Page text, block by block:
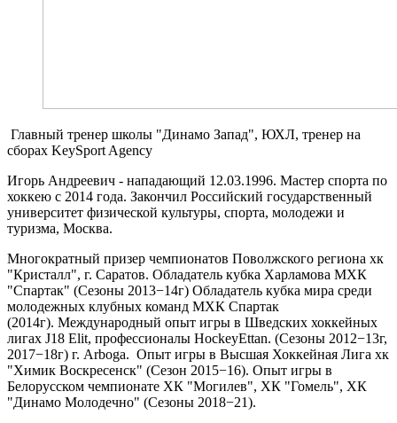
Главный тренер школы "Динамо Запад", ЮХЛ, тренер на
сборах KeySport Agency
Игорь Андреевич - нападающий 12.03.1996. Мастер спорта по
хоккею с 2014 года. Закончил Российский государственный
университет физической культуры, спорта, молодежи и
туризма, Москва.
Многократный призер чемпионатов Поволжского региона хк
"Кристалл", г. Саратов. Обладатель кубка Харламова МХК
"Спартак" (Сезоны 2013−14г) Обладатель кубка мира среди
молодежных клубных команд МХК Спартак
(2014г). Международный опыт игры в Шведских хоккейных
лигах J18 Elit, профессионалы HockeyEttan. (Сезоны 2012−13г,
2017−18г) г. Arboga. Опыт игры в Высшая Хоккейная Лига хк
"Химик Воскресенск" (Сезон 2015−16). Опыт игры в
Белорусском чемпионате ХК "Могилев", ХК "Гомель", ХК
"Динамо Молодечно" (Сезоны 2018−21).